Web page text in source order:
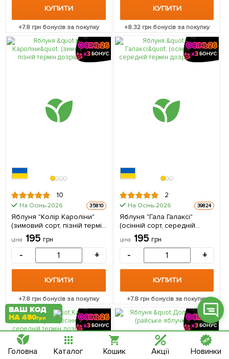
КУПИТИ
+7.8 грн бонусів за покупку
КУПИТИ
+8.32 грн бонусів за покупку
10
На Осінь-2026 35810
Яблуня "Колір Кароліни"
(зимовий сорт, пізній термін
ціна 195 грн
- +
КУПИТИ
+7.8 грн бонусів за покупку
2
На Осінь-2026 39824
Яблуня "Гала Галаксі"
(осінній сорт, середній
термін дозрівання) 1
саджанець в упаковці
ціна 195 грн
- +
КУПИТИ
+7.8грн бонусів за покупку
Телеграм
Вайбер
Інстаграм
Онлайн чат
ВАШ КОД
НА 450грн
Головна Каталог Кошик Акції Новинки